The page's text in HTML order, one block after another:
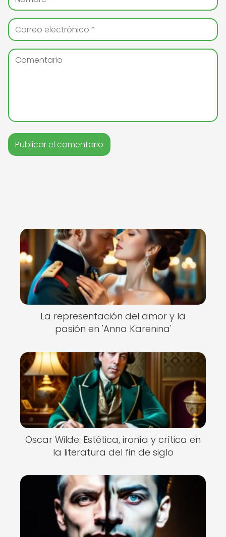
La representación del amor y la
pasión en 'Anna Karenina'
Oscar Wilde: Estética, ironía y crítica en
la literatura del fin de siglo